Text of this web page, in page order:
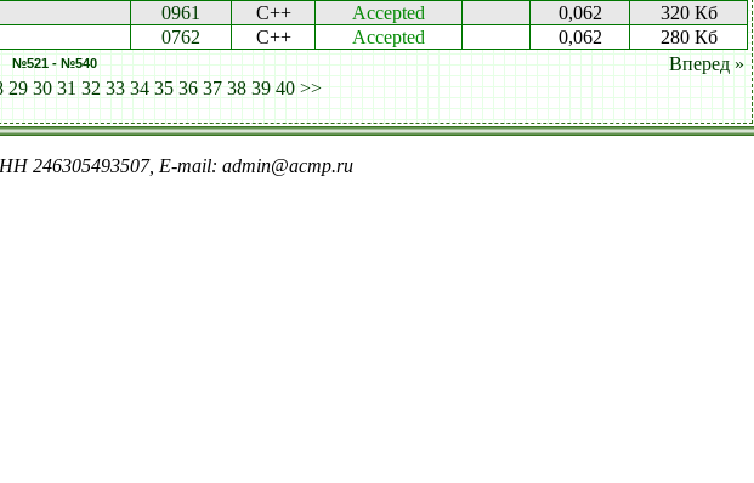
0961 C++ Accepted 0,062
320 Кб
0762 C++ Accepted 0,062
280 Кб
№521 - №540
Вперед »
29 30 31 32 33 34 35 36 37 38 39 40 >>
246305493507, E-mail: admin@acmp.ru